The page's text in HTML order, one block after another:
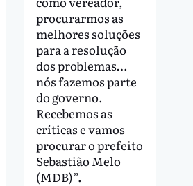
procurarmos as
melhores soluções
para a resolução
dos problemas…
nós fazemos parte
do governo.
Recebemos as
críticas e vamos
procurar o prefeito
Sebastião Melo
(MDB)”.